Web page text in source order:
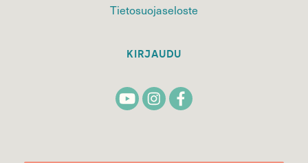
Tietosuojaseloste
KIRJAUDU